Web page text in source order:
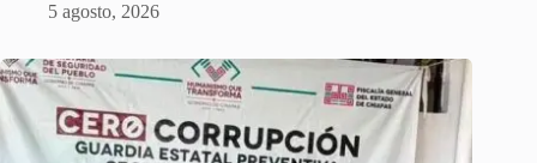
5 agosto, 2026